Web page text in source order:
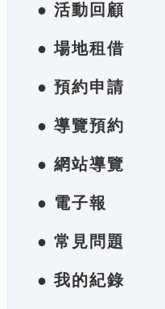
● 活動回顧
● 場地租借
● 預約申請
● 導覽預約
● 網站導覽
● 電子報
● 常見問題
● 我的紀錄